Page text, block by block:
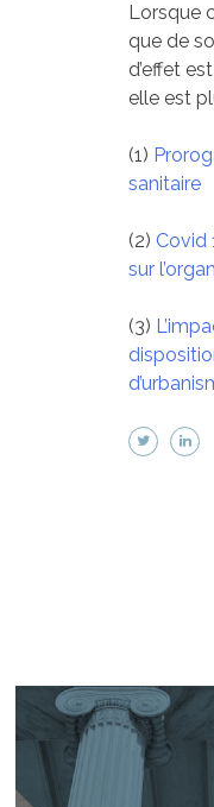
Lorsque
que de
d’effet
elle est
(1)
sanitaire
(2) Covid
sur
(3)